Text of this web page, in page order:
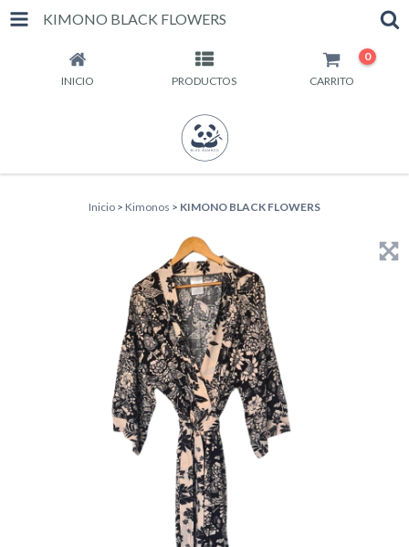
KIMONO BLACK FLOWERS
INICIO PRODUCTOS CARRITO
0
Inicio > Kimonos > KIMONO BLACK FLOWERS